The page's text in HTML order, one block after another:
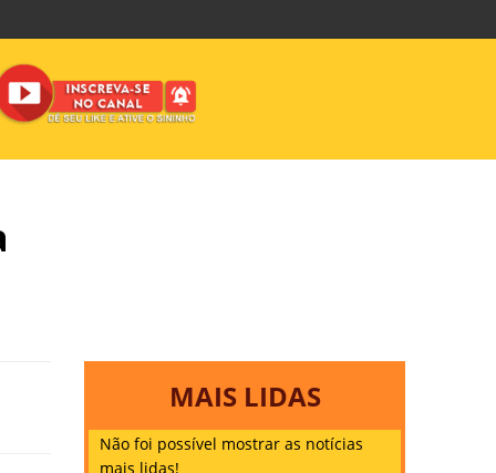
MAIS LIDAS
Não foi possível mostrar as notícias
mais lidas!